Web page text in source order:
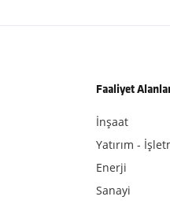
Faaliyet
İnşaat
Yatırım -
Enerji
Sanayi